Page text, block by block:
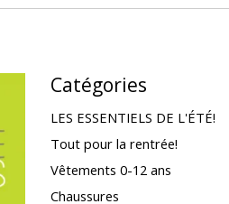
Catégories
LES ESSENTIELS DE L'ÉTÉ!
Tout pour la rentrée!
Vêtements 0-12 ans
Chaussures